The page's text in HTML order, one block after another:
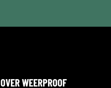
OVER WEERPROOF